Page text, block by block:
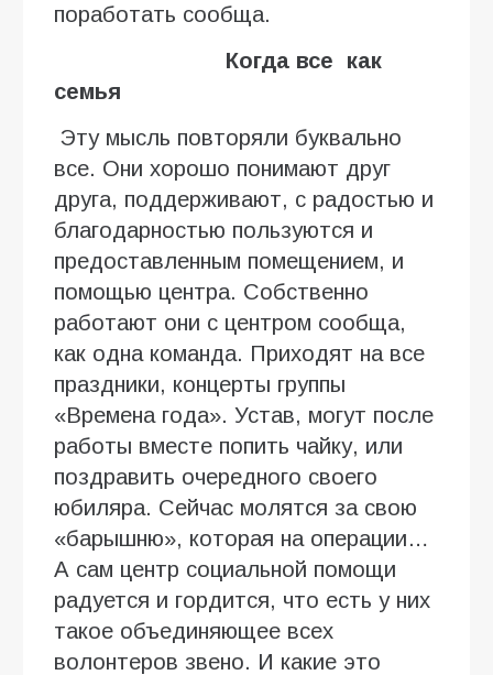
поработать сообща.
Когда все как
семья
Эту мысль повторяли буквально
все. Они хорошо понимают друг
друга, поддерживают, с радостью и
благодарностью пользуются и
предоставленным помещением, и
помощью центра. Собственно
работают они с центром сообща,
как одна команда. Приходят на все
праздники, концерты группы
«Времена года». Устав, могут после
работы вместе попить чайку, или
поздравить очередного своего
юбиляра. Сейчас молятся за свою
«барышню», которая на операции…
А сам центр социальной помощи
радуется и гордится, что есть у них
такое объединяющее всех
волонтеров звено. И какие это